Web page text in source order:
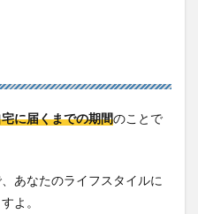
に届くまでの期間のことで
あなたのライフスタイルに
よ。